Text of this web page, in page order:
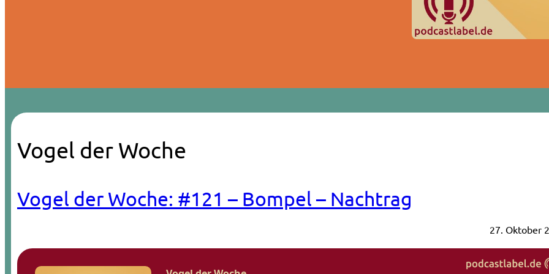
Vogel der Woche
Vogel der Woche: #121 – Bompel – Nachtrag
27. Oktober